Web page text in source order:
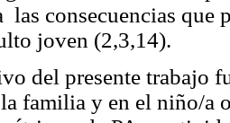
las consecuencias que
joven (2,3,14).
del presente trabajo
familia y en el niño/a